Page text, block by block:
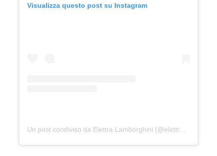
Visualizza questo post su Instagram